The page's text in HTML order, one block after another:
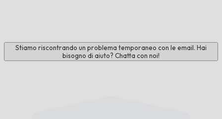
Stiamo riscontrando un problema temporaneo con le email. Hai
bisogno di aiuto? Chatta con noi!